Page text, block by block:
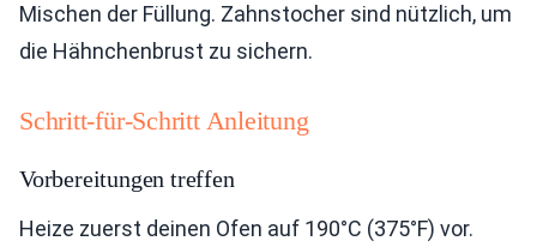
Mischen der Füllung. Zahnstocher sind nützlich, um
die Hähnchenbrust zu sichern.
Schritt-für-Schritt Anleitung
Vorbereitungen treffen
Heize zuerst deinen Ofen auf 190°C (375°F) vor.